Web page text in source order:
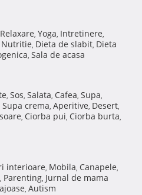
Relaxare, Yoga, Intretinere,
Nutritie, Dieta de slabit, Dieta
, Sala de acasa
, Sos, Salata, Cafea, Supa,
Supa crema, Aperitive, Desert,
, Ciorba pui, Ciorba burta,
interioare, Mobila, Canapele,
, Parenting, Jurnal de mama
, Autism